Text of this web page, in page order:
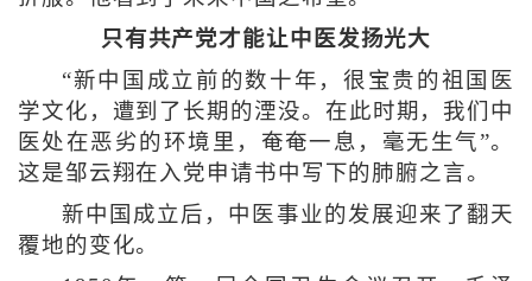
只有共产党才能让中医发扬光大
“新中国成立前的数十年，很宝贵的祖国医
学文化，遭到了长期的湮没。在此时期，我们中
医处在恶劣的环境里，奄奄一息，毫无生气”。
这是邹云翔在入党申请书中写下的肺腑之言。
新中国成立后，中医事业的发展迎来了翻天
覆地的变化。